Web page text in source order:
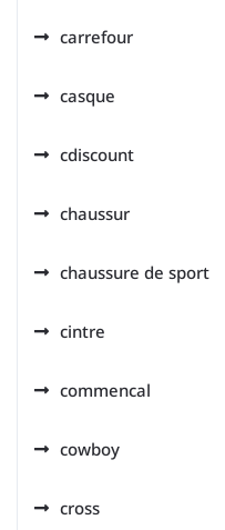
carrefour
casque
cdiscount
chaussur
chaussure de sport
cintre
commencal
cowboy
cross